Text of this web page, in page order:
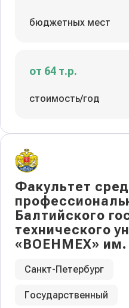
бюджетных мест
от 64 т.р.
стоимость/год
Факультет
Балтийского
технического
«ВОЕНМЕХ» им.
Санкт-Петербург
Государственный